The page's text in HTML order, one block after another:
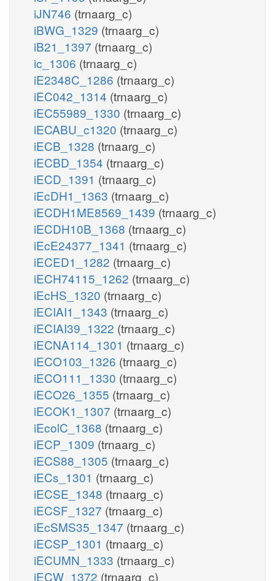
iJN746 (trnaarg_c)
iBWG_1329 (trnaarg_c)
iB21_1397 (trnaarg_c)
ic_1306 (trnaarg_c)
iE2348C_1286 (trnaarg_c)
iEC042_1314 (trnaarg_c)
iEC55989_1330 (trnaarg_c)
iECABU_c1320 (trnaarg_c)
iECB_1328 (trnaarg_c)
iECBD_1354 (trnaarg_c)
iECD_1391 (trnaarg_c)
iEcDH1_1363 (trnaarg_c)
iECDH1ME8569_1439 (trnaarg_c)
iECDH10B_1368 (trnaarg_c)
iEcE24377_1341 (trnaarg_c)
iECED1_1282 (trnaarg_c)
iECH74115_1262 (trnaarg_c)
iEcHS_1320 (trnaarg_c)
iECIAI1_1343 (trnaarg_c)
iECIAI39_1322 (trnaarg_c)
iECNA114_1301 (trnaarg_c)
iECO103_1326 (trnaarg_c)
iECO111_1330 (trnaarg_c)
iECO26_1355 (trnaarg_c)
iECOK1_1307 (trnaarg_c)
iEcolC_1368 (trnaarg_c)
iECP_1309 (trnaarg_c)
iECS88_1305 (trnaarg_c)
iECs_1301 (trnaarg_c)
iECSE_1348 (trnaarg_c)
iECSF_1327 (trnaarg_c)
iEcSMS35_1347 (trnaarg_c)
iECSP_1301 (trnaarg_c)
iECUMN_1333 (trnaarg_c)
iECW_1372 (trnaarg_c)